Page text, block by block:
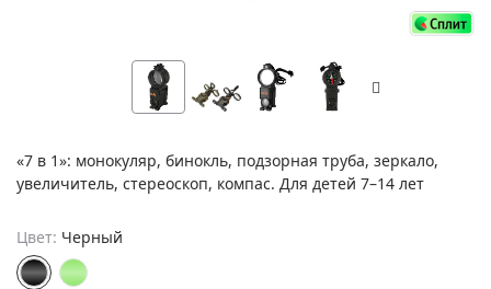
«7 в 1»: монокуляр, бинокль, подзорная труба, зеркало,
увеличитель, стереоскоп, компас. Для детей 7–14 лет
Цвет: Черный